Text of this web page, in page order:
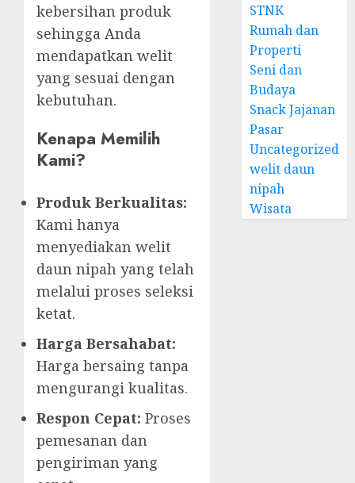
kebersihan produk
sehingga Anda
mendapatkan welit
yang sesuai dengan
kebutuhan.
Kenapa Memilih
Kami?
Produk Berkualitas:
Kami hanya
menyediakan welit
daun nipah yang telah
melalui proses seleksi
ketat.
Harga Bersahabat:
Harga bersaing tanpa
mengurangi kualitas.
Respon Cepat: Proses
pemesanan dan
pengiriman yang
STNK
Rumah dan
Properti
Seni dan
Budaya
Snack Jajanan
Pasar
Uncategorized
welit daun
nipah
Wisata